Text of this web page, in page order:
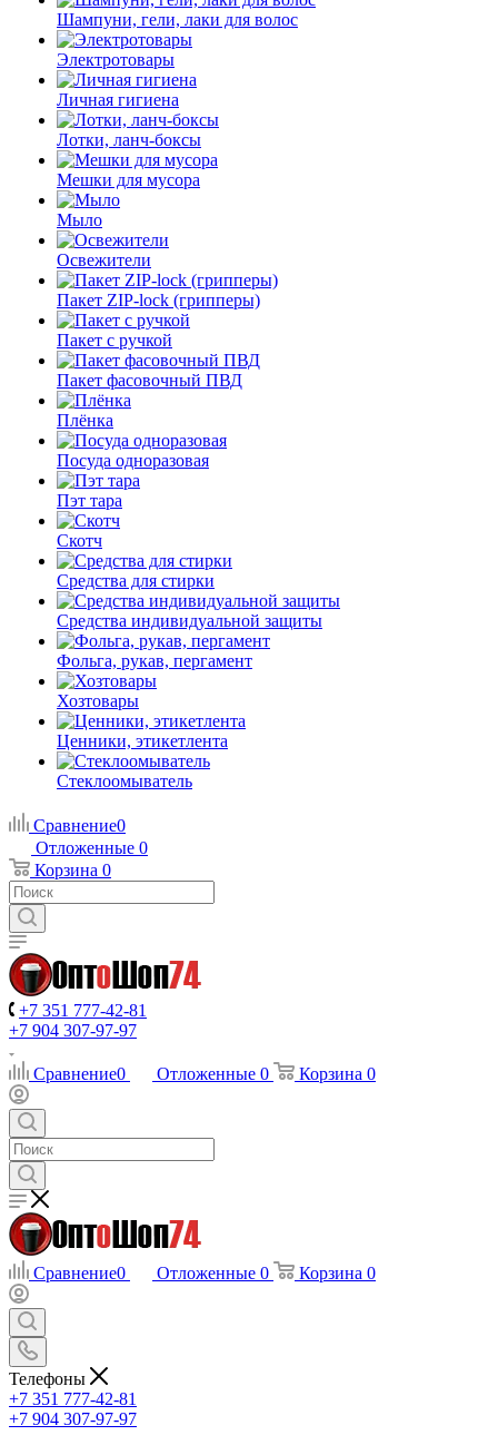
Шампуни, гели, лаки для волос
Электротовары
Личная гигиена
Лотки, ланч-боксы
Мешки для мусора
Мыло
Освежители
Пакет ZIP-lock (грипперы)
Пакет с ручкой
Пакет фасовочный ПВД
Плёнка
Посуда одноразовая
Пэт тара
Скотч
Средства для стирки
Средства индивидуальной защиты
Фольга, рукав, пергамент
Хозтовары
Ценники, этикетлента
Стеклоомыватель
Сравнение0
Отложенные 0
Корзина 0
+7 351 777-42-81
+7 904 307-97-97
Сравнение0 Отложенные 0 Корзина 0
Сравнение0 Отложенные 0 Корзина 0
Телефоны
+7 351 777-42-81
+7 904 307-97-97